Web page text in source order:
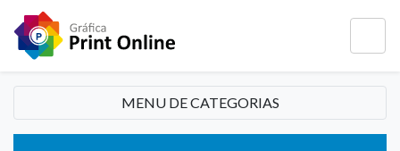
MENU DE CATEGORIAS